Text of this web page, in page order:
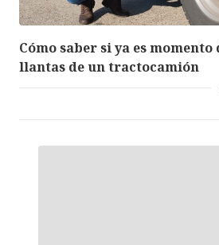
Cómo saber si ya es
llantas de un tractocamión